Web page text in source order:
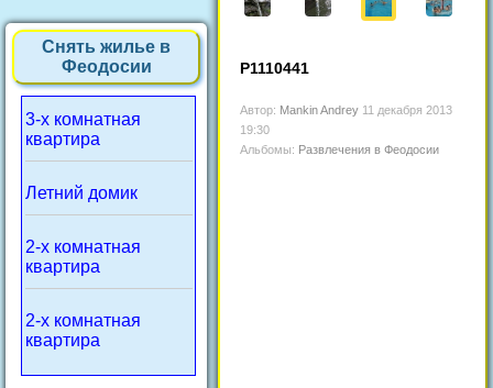
Снять жилье в
Феодосии
3-х комнатная
квартира
Летний домик
2-х комнатная
квартира
2-х комнатная
квартира
P1110441
Автор: Mankin Andrey 11 декабря 2013
19:30
Альбомы: Развлечения в Феодосии